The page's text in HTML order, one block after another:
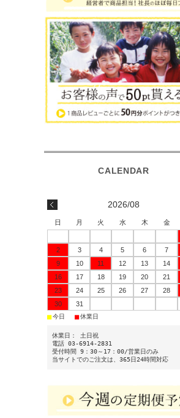
2026/08
日 月 火 水 木 金
2
3 4 5 6 7
9
10 11 12 13 14
16
17 18 19 20 21
23
24 25 26 27 28
30
31
■今日 ■休業日
休業日： 土日祝
電話 03-6914-2831
受付時間 9：30～17：00/営業日のみ
当サイトでのご注文は、365日24時間対応